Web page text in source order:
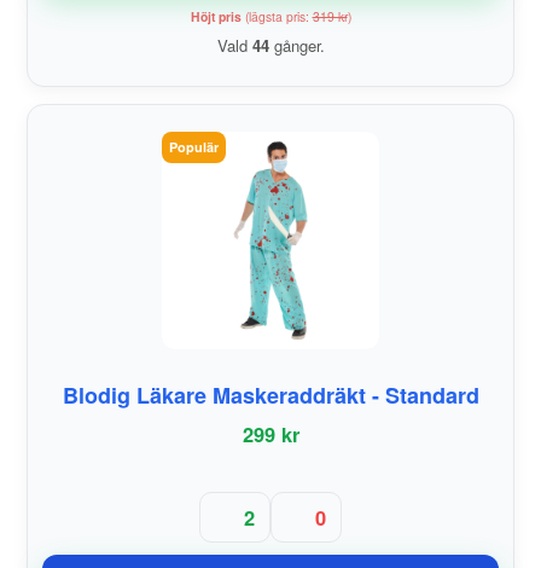
Höjt pris(lägsta pris:319 kr)
Vald 44gånger.
Populär
Blodig Läkare Maskeraddräkt - Standard
299 kr
2 0